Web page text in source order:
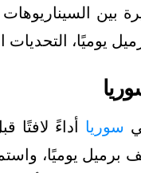
بين
سوريا أداءً